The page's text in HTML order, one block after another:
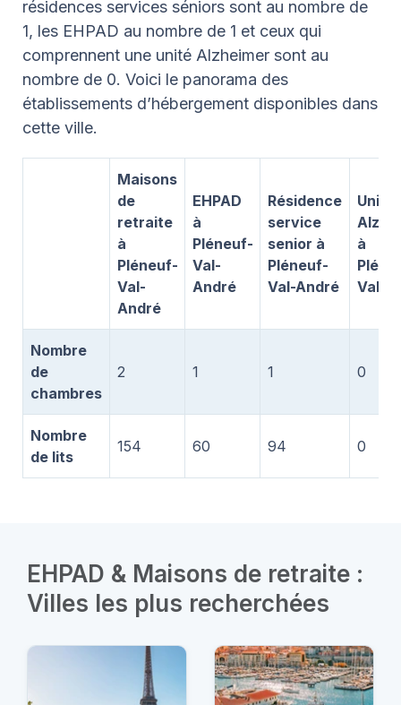
résidences services séniors sont au nombre de
1, les EHPAD au nombre de 1 et ceux qui
comprennent une unité Alzheimer sont au
nombre de 0. Voici le panorama des
établissements d’hébergement disponibles dans
cette ville.
Maisons
de
retraite
à
Pléneuf-
Val-
André
EHPAD
à
Pléneuf-
Val-
André
Résidence
service
senior à
Pléneuf-
Val-André
Unité
à
Val-
Nombre
de
chambres
2 1 1 0
Nombre
de lits
154 60 94 0
EHPAD & Maisons de retraite :
Villes les plus recherchées